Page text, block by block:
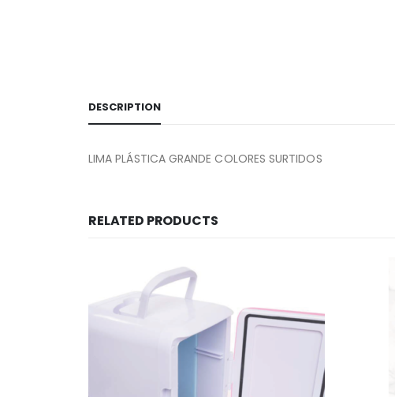
DESCRIPTION
LIMA PLÁSTICA GRANDE COLORES SURTIDOS
RELATED PRODUCTS